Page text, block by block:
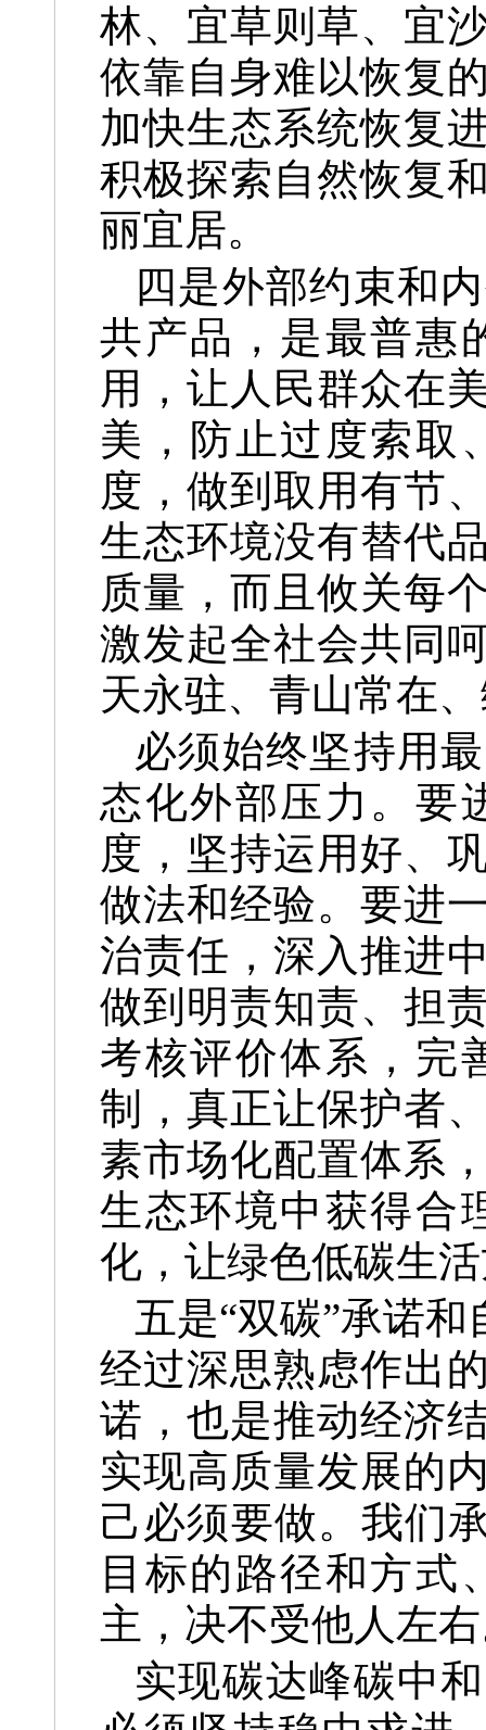
林、宜草则草、宜
依靠自身难以恢复
加快生态系统恢复
积极探索自然恢复
丽宜居。
四是外部约束和
共产品，是最普惠
用，让人民群众在
美，防止过度索取
度，做到取用有节
生态环境没有替代
质量，而且攸关每
激发起全社会共同
天永驻、青山常在
必须始终坚持用
态化外部压力。要
度，坚持运用好、
做法和经验。要进
治责任，深入推进
做到明责知责、担
考核评价体系，完
制，真正让保护者
素市场化配置体系
生态环境中获得合
化，让绿色低碳生
五是“双碳”承诺
经过深思熟虑作出
诺，也是推动经济
实现高质量发展的
己必须要做。我们
目标的路径和方式
主，决不受他人左
实现碳达峰碳中